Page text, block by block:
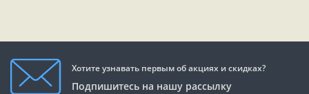
Хотите узнавать первым об акциях и скидках?
Подпишитесь на нашу рассылку